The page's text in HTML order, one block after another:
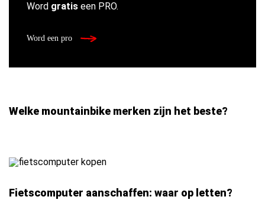
Word gratis een PRO.
Word een pro
Welke mountainbike merken zijn het beste?
Fietscomputer aanschaffen: waar op letten?